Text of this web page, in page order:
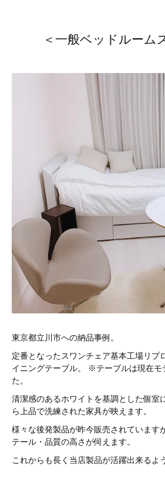
＜一般ベッドルーム
東京都立川市への納品事例。
定番となったスワンチェア基本工場リプ
イニングテーブル。 ※テーブルは現在モ
た。
清潔感のあるホワイトを基調とした個室
ら上品で洗練された家具が映えます。
様々な後発製品が昨今販売されています
テール・品質の高さが伺えます。
これからも長く当店製品が活躍出来るよ